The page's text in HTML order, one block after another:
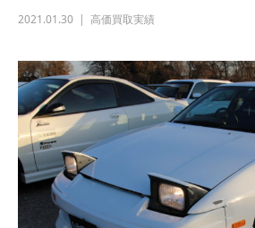
2021.01.30 高価買取実績